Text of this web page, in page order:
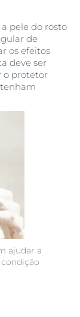
ajudar a
pele do rosto
de
os efeitos
deve ser
o protetor